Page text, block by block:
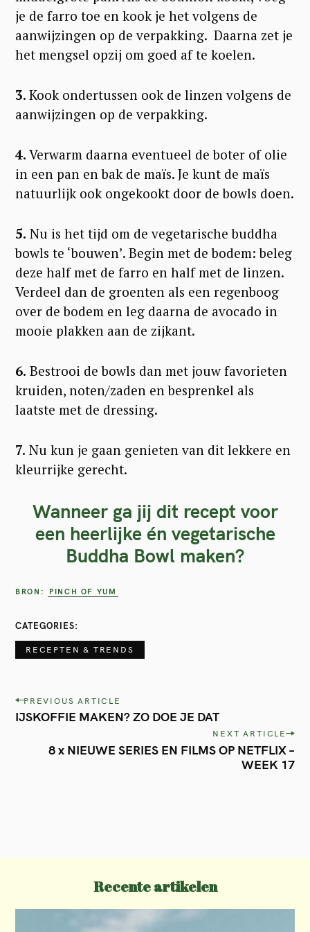
je de farro toe en kook je het volgens de
aanwijzingen op de verpakking. Daarna zet je
het mengsel opzij om goed af te koelen.
3. Kook ondertussen ook de linzen volgens de
aanwijzingen op de verpakking.
4. Verwarm daarna eventueel de boter of olie
in een pan en bak de maïs. Je kunt de maïs
natuurlijk ook ongekookt door de bowls doen.
5. Nu is het tijd om de vegetarische buddha
bowls te ‘bouwen’. Begin met de bodem: beleg
deze half met de farro en half met de linzen.
Verdeel dan de groenten als een regenboog
over de bodem en leg daarna de avocado in
mooie plakken aan de zijkant.
6. Bestrooi de bowls dan met jouw favorieten
kruiden, noten/zaden en besprenkel als
laatste met de dressing.
7. Nu kun je gaan genieten van dit lekkere en
kleurrijke gerecht.
Wanneer ga jij dit recept voor
een heerlijke én vegetarische
Buddha Bowl maken?
BRON: PINCH OF YUM
CATEGORIES
RECEPTEN & TRENDS
P
o
PREVIOUS ARTICLE
IJSKOFFIE MAKEN? ZO DOE JE DAT
NEXT ARTICLE
8 x NIEUWE SERIES EN FILMS OP NETFLIX –
WEEK 17
Recente artikelen
e
a
r
c
h
o
r
: